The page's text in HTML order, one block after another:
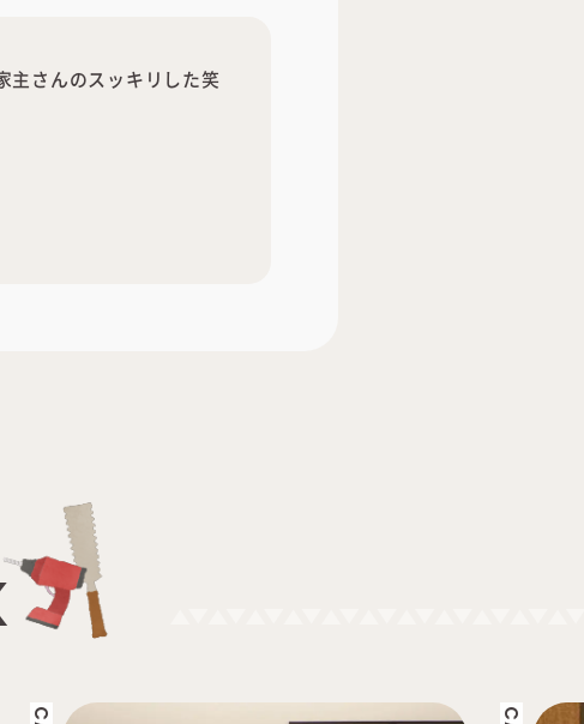
主さんのスッキリした笑